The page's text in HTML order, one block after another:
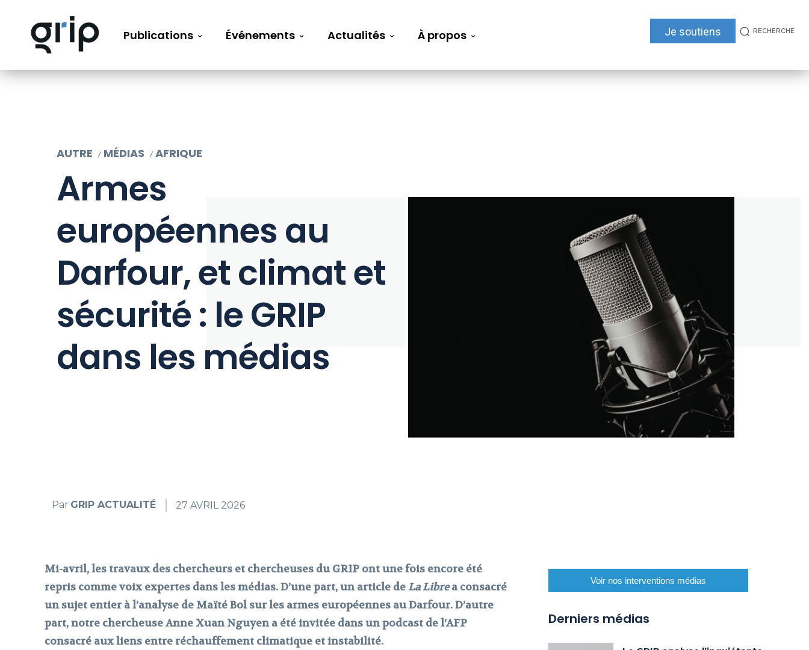
Publications Événements Actualités À propos Je soutiens RECHERCHE
AUTRE MÉDIAS AFRIQUE
Armes
européennes au
Darfour, et climat et
sécurité : le GRIP
dans les médias
Par GRIP ACTUALITÉ 27 AVRIL 2026
Mi-avril, les travaux des chercheurs et chercheuses du GRIP ont une fois encore été
repris comme voix expertes dans les médias. D’une part, un article deLa Librea consacré
un sujet entier à l’analyse de Maïté Bol sur les armes européennes au Darfour. D’autre
part, notre chercheuse Anne Xuan Nguyen a été invitée dans un podcast de l’AFP
consacré aux liens entre réchauffement climatique et instabilité.
Voir nos interventions médias
Derniers médias